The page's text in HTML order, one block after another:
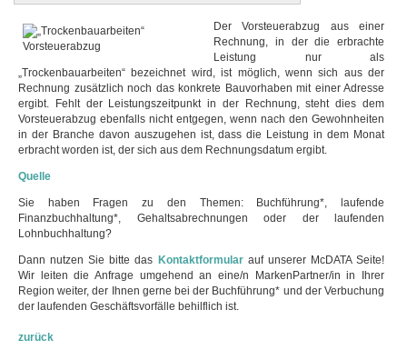
Der Vorsteuerabzug aus einer
Rechnung, in der die erbrachte
Leistung nur als
„Trockenbauarbeiten“ bezeichnet wird, ist möglich, wenn sich aus der
Rechnung zusätzlich noch das konkrete Bauvorhaben mit einer Adresse
ergibt. Fehlt der Leistungszeitpunkt in der Rechnung, steht dies dem
Vorsteuerabzug ebenfalls nicht entgegen, wenn nach den Gewohnheiten
in der Branche davon auszugehen ist, dass die Leistung in dem Monat
erbracht worden ist, der sich aus dem Rechnungsdatum ergibt.
Quelle
Sie haben Fragen zu den Themen: Buchführung*, laufende
Finanzbuchhaltung*, Gehaltsabrechnungen oder der laufenden
Lohnbuchhaltung?
Dann nutzen Sie bitte das Kontaktformularauf unserer McDATA Seite!
Wir leiten die Anfrage umgehend an eine/n MarkenPartner/in in Ihrer
Region weiter, der Ihnen gerne bei der Buchführung* und der Verbuchung
der laufenden Geschäftsvorfälle behilflich ist.
zurück